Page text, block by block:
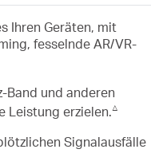
Ihren Geräten, mit
fesselnde AR/VR-
Band und anderen
Leistung erzielen.△
Signalausfälle